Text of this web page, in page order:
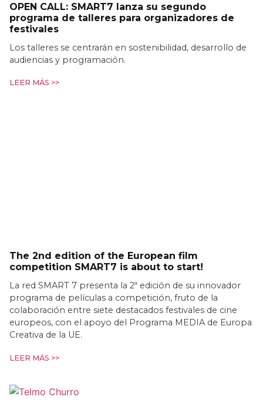
OPEN CALL: SMART7 lanza su segundo
programa de talleres para organizadores de
festivales
Los talleres se centrarán en sostenibilidad, desarrollo de
audiencias y programación.
LEER MÁS >>
The 2nd edition of the European film
competition SMART7 is about to start!
La red SMART 7 presenta la 2ª edición de su innovador
programa de películas a competición, fruto de la
colaboración entre siete destacados festivales de cine
europeos, con el apoyo del Programa MEDIA de Europa
Creativa de la UE.
LEER MÁS >>